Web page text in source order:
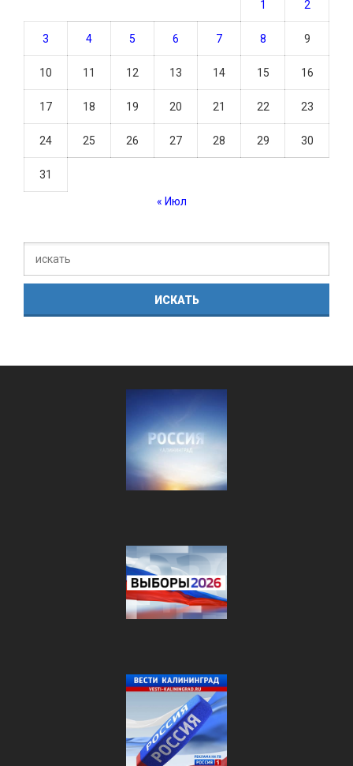
1 2
3 4 5 6 7 8 9
10 11 12 13 14 15 16
17 18 19 20 21 22 23
24 25 26 27 28 29 30
31
« Июл